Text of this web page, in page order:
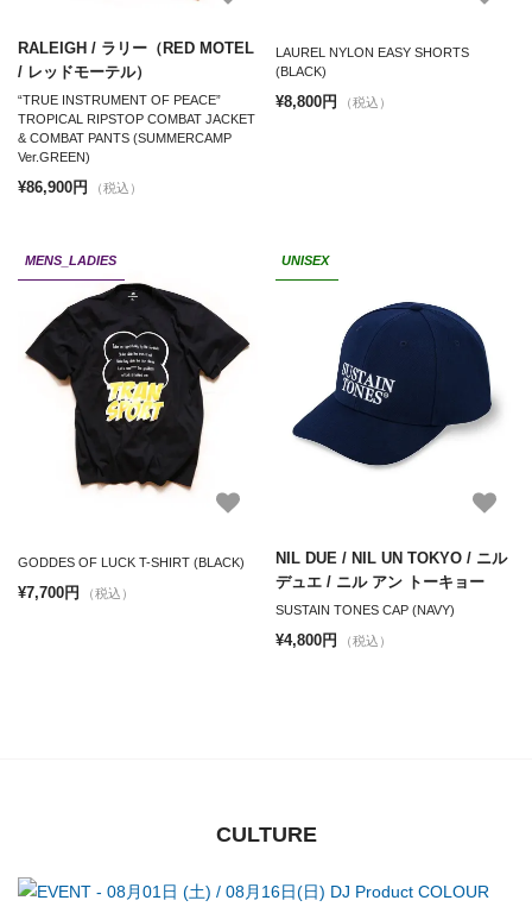
RALEIGH / ラリー（RED MOTEL
/ レッドモーテル）
“TRUE INSTRUMENT OF PEACE”
TROPICAL RIPSTOP COMBAT JACKET
& COMBAT PANTS (SUMMERCAMP
Ver.GREEN)
¥86,900円 （税込）
LAUREL NYLON EASY SHORTS
(BLACK)
¥8,800円 （税込）
MENS_LADIES
GODDES OF LUCK T-SHIRT (BLACK)
¥7,700円 （税込）
UNISEX
NIL DUE / NIL UN TOKYO / ニル
デュエ / ニル アン トーキョー
SUSTAIN TONES CAP (NAVY)
¥4,800円 （税込）
CULTURE